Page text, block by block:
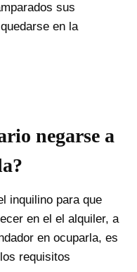
sus
en la
negarse a
inquilino para que
en el el alquiler, a
en ocuparla, es
requisitos